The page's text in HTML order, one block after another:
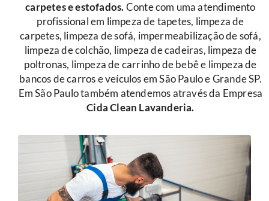
carpetes e estofados. Conte com uma atendimento
profissional em limpeza de tapetes, limpeza de
carpetes, limpeza de sofá, impermeabilização de sofá,
limpeza de colchão, limpeza de cadeiras, limpeza de
poltronas, limpeza de carrinho de bebê e limpeza de
bancos de carros e veículos em São Paulo e Grande SP.
Em São Paulo também atendemos através da Empresa
Cida Clean Lavanderia.